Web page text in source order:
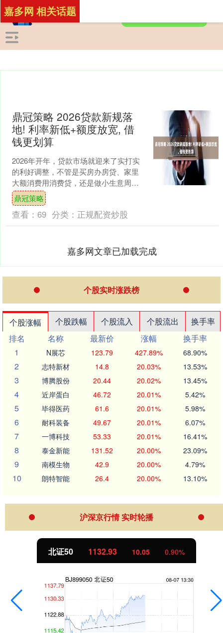
嘉多网 相关话题
鼎冠策略 2026贷款新规落
地! 利率新低+额度放宽, 借
钱更划算
2026年开年，贷款市场就迎来了实打实
的利好调整，不管是买房办房贷、家里
大额消费用消费贷，还是做小生意周转
的经营贷，都跟着降了利率、提了额
度，普通人借钱不仅更省....
鼎冠策略
查看： 69 分类： 正规配资炒股
嘉多网文章已加载完成
个股实时涨跌榜
个股涨幅 个股跌幅 个股流入 个股流出
换手率
排名
名称 最新价 涨幅
换手率
1
N展芯 123.79 427.89% 68.90%
2 志特新材 14.8 20.03% 13.53%
3 博腾股份 20.44 20.02% 13.45%
4 近岸蛋白 46.72 20.01% 5.42%
5 毕得医药 61.6 20.01% 5.98%
6 耐科装备 49.67 20.01% 6.07%
7 一博科技 53.33 20.01% 16.41%
8 泰金新能 131.52 20.00% 23.09%
9 南模生物 42.9 20.00% 4.79%
10 朗特智能 26.4 20.00% 13.10%
沪深京行情 实时轮播
北证50 1132.93 10.05 0.90%